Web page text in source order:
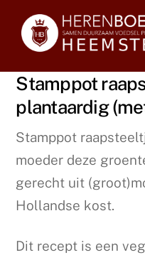
content
Stamppot
plantaardig
Stamppot
moeder deze
gerecht uit
Hollandse kost.
Dit recept is een